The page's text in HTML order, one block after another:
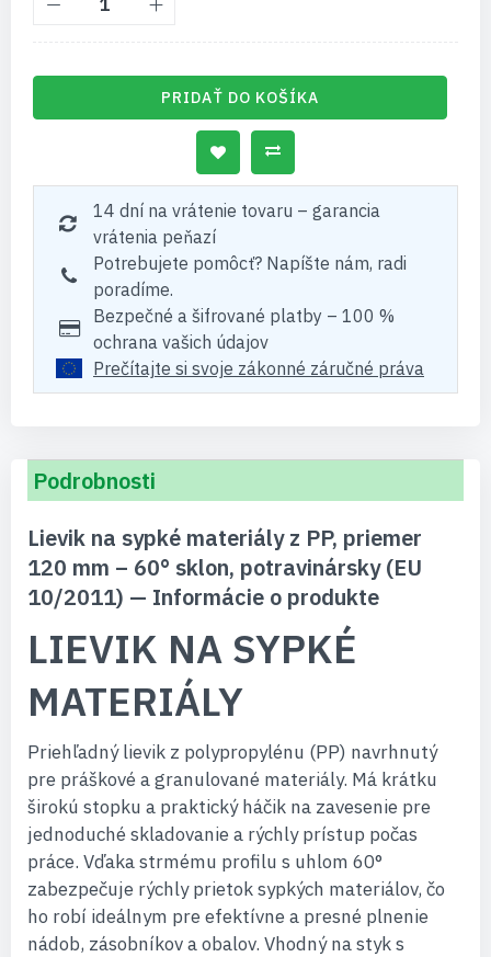
PRIDAŤ DO KOŠÍKA
14 dní na vrátenie tovaru – garancia
vrátenia peňazí
Potrebujete pomôcť? Napíšte nám, radi
poradíme.
Bezpečné a šifrované platby – 100 %
ochrana vašich údajov
Prečítajte si svoje zákonné záručné práva
Podrobnosti
Lievik na sypké materiály z PP, priemer
120 mm – 60° sklon, potravinársky (EU
10/2011) — Informácie o produkte
LIEVIK NA SYPKÉ
MATERIÁLY
Priehľadný lievik z polypropylénu (PP) navrhnutý
pre práškové a granulované materiály. Má krátku
širokú stopku a praktický háčik na zavesenie pre
jednoduché skladovanie a rýchly prístup počas
práce. Vďaka strmému profilu s uhlom 60°
zabezpečuje rýchly prietok sypkých materiálov, čo
ho robí ideálnym pre efektívne a presné plnenie
nádob, zásobníkov a obalov. Vhodný na styk s